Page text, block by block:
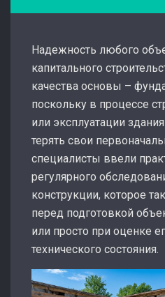
Надежность любого
капитального
качества основы –
поскольку в процессе
или эксплуатации
терять свои
специалисты ввели
регулярного
конструкции, которое
перед подготовкой
или просто при оценке
технического состояния.